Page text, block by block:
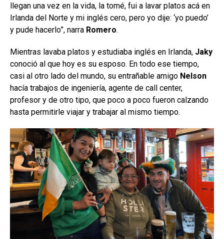
llegan una vez en la vida, la tomé, fui a lavar platos acá en
Irlanda del Norte y mi inglés cero, pero yo dije: ‘yo puedo’
y pude hacerlo”, narra Romero.
Mientras lavaba platos y estudiaba inglés en Irlanda, Jaky
conoció al que hoy es su esposo. En todo ese tiempo,
casi al otro lado del mundo, su entrañable amigo Nelson
hacía trabajos de ingeniería, agente de call center,
profesor y de otro tipo, que poco a poco fueron calzando
hasta permitirle viajar y trabajar al mismo tiempo.